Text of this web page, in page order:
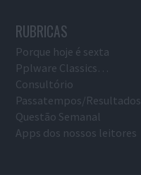
RUBRICAS
Porque hoje é sexta
Pplware Classics…
Consultório
Passatempos/Resultados
Questão Semanal
Apps dos nossos leitores